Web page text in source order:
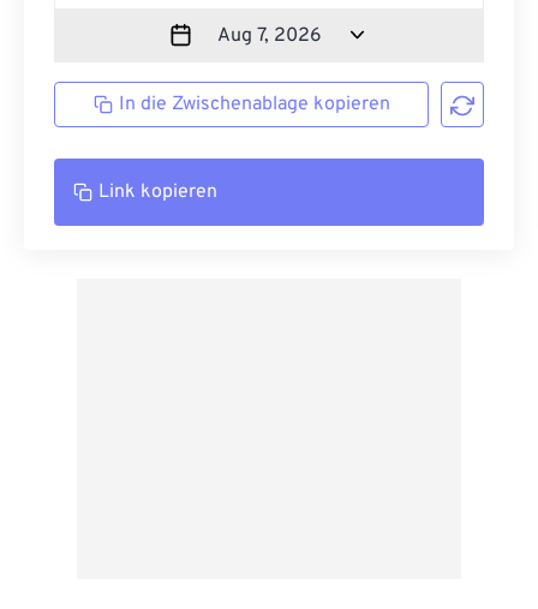
In die Zwischenablage kopieren
Link kopieren